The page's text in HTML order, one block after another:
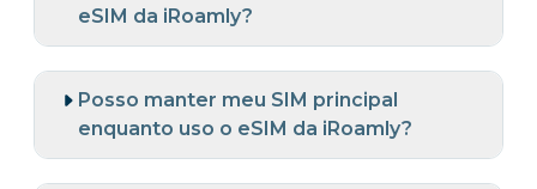
eSIM da iRoamly?
Posso manter meu SIM principal
enquanto uso o eSIM da iRoamly?